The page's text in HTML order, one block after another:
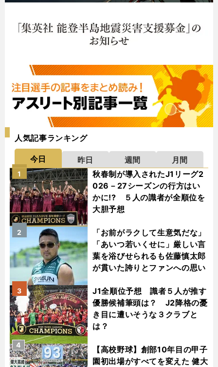
人気記事ランキング
今日 昨日 週間
月間
秋春制が導入されたJ1リーグ2
026－27シーズンの行方はい
かに!? ５人の識者が全順位を
大胆予想
1
「お前がラクして生意気だな」
「あいつ若いくせに」厳しい言
葉を浴びせられるも佐藤慎太郎
が貫いた誇りとファンへの思い
2
J1全順位予想 識者５人が推す
優勝候補筆頭は？ J2降格の憂
き目に遭いそうな３クラブと
は？
3
【高校野球】創部10年目の甲子
園初出場がすべてを変えた 健大
4